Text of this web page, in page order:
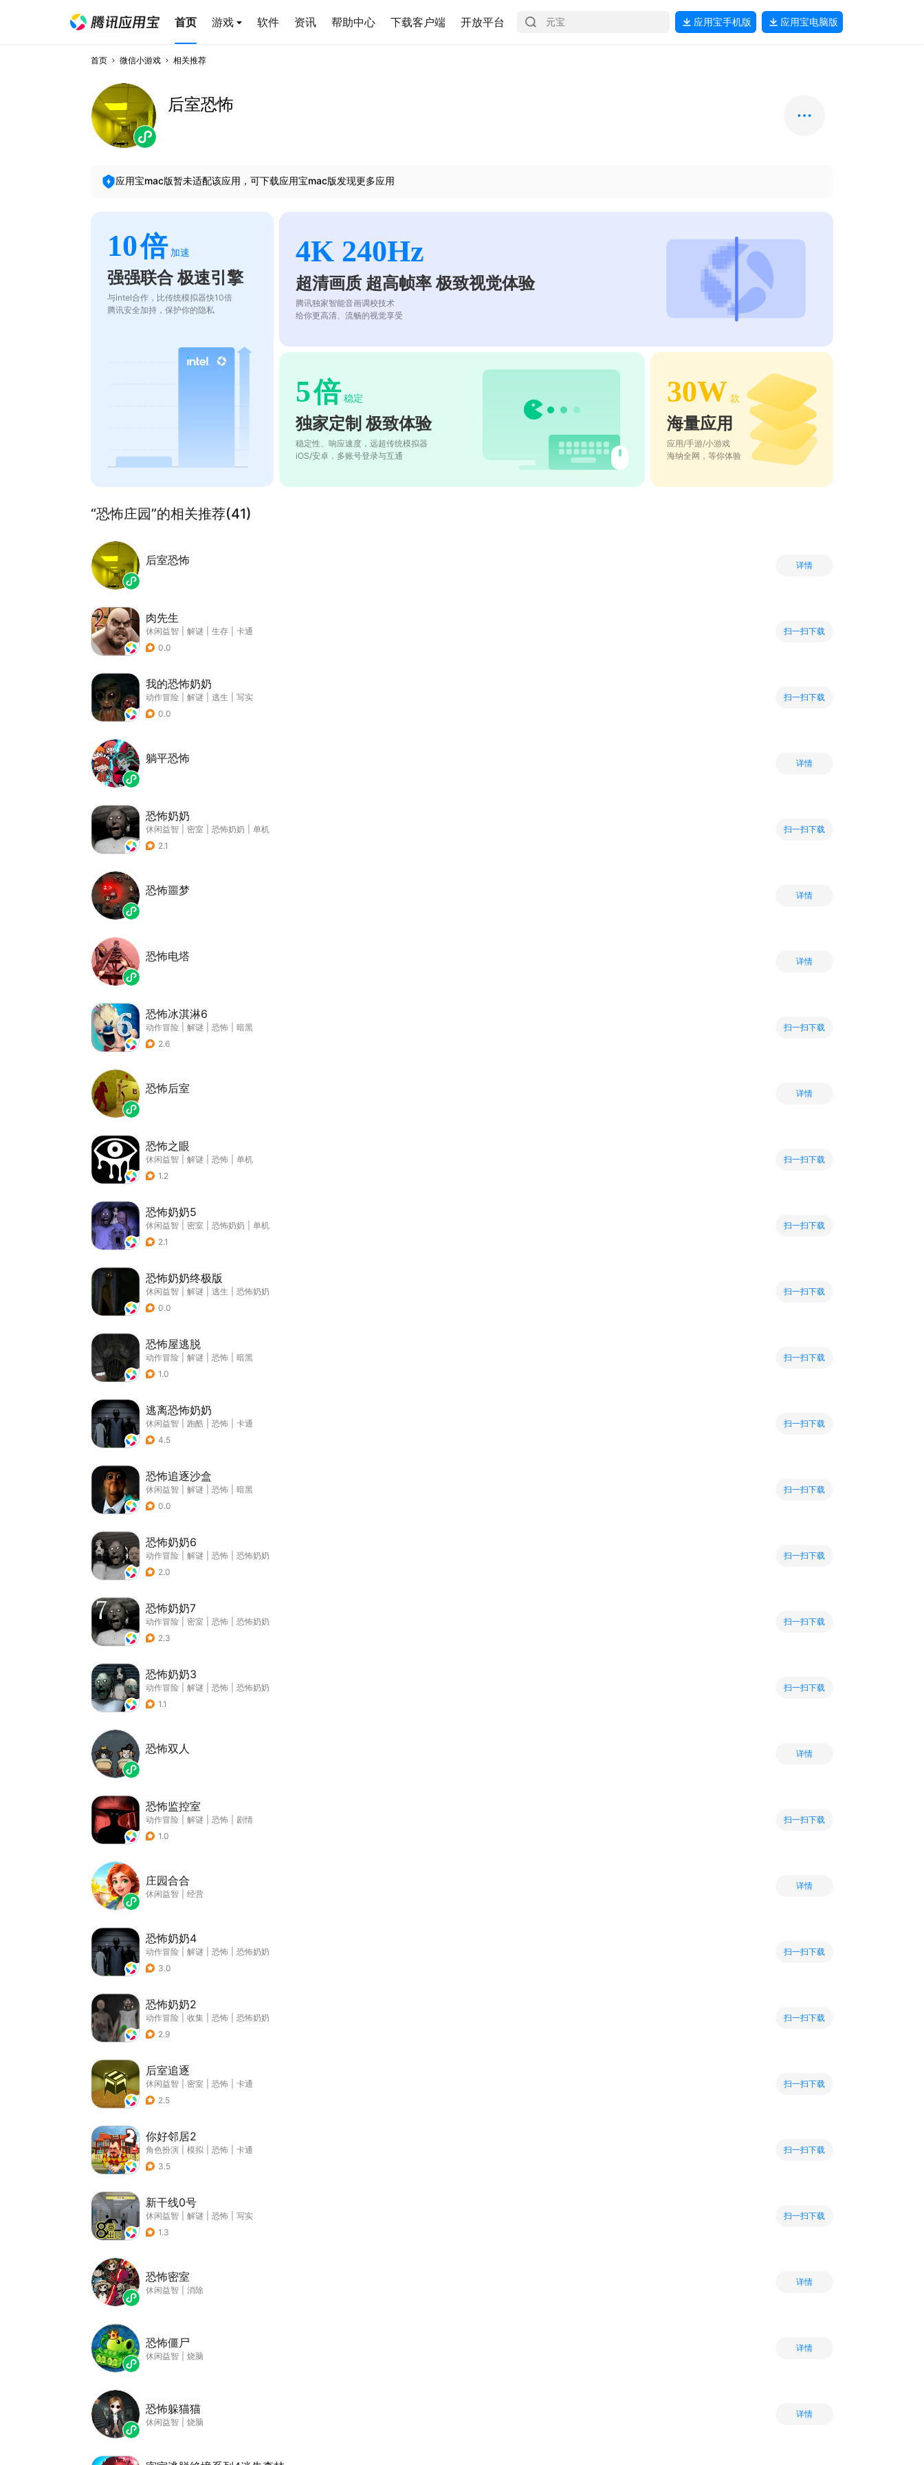
首页 游戏 软件 资讯 帮助中心 下载客户端 开放平台 应用宝手机版 应用宝电脑版
首页 微信小游戏 相关推荐
后室恐怖
应用宝mac版暂未适配该应用，可下载应用宝mac版发现更多应用
10倍 加速
强强联合 极速引擎
与intel合作，比传统模拟器快10倍
腾讯安全加持，保护你的隐私
4K 240Hz
超清画质 超高帧率 极致视觉体验
腾讯独家智能音画调校技术
给你更高清、流畅的视觉享受
5倍 稳定
独家定制 极致体验
稳定性、响应速度，远超传统模拟器
iOS/安卓，多账号登录与互通
30W 款
海量应用
应用/手游/小游戏
海纳全网，等你体验
“恐怖庄园”的相关推荐(41)
后室恐怖 详情
肉先生
休闲益智 解谜 生存
卡通
0.0
扫一扫下载
我的恐怖奶奶
动作冒险 解谜 逃生
写实
0.0
扫一扫下载
躺平恐怖 详情
恐怖奶奶
休闲益智 密室 恐怖奶奶
单机
2.1
扫一扫下载
恐怖噩梦 详情
恐怖电塔 详情
恐怖冰淇淋6
动作冒险 解谜 恐怖
暗黑
2.6
扫一扫下载
恐怖后室 详情
恐怖之眼
休闲益智 解谜 恐怖
单机
1.2
扫一扫下载
恐怖奶奶5
休闲益智 密室 恐怖奶奶
单机
2.1
扫一扫下载
恐怖奶奶终极版
休闲益智 解谜 逃生
恐怖奶奶
0.0
扫一扫下载
恐怖屋逃脱
动作冒险 解谜 恐怖
暗黑
1.0
扫一扫下载
逃离恐怖奶奶
休闲益智 跑酷 恐怖
卡通
4.5
扫一扫下载
恐怖追逐沙盒
休闲益智 解谜 恐怖
暗黑
0.0
扫一扫下载
恐怖奶奶6
动作冒险 解谜 恐怖
恐怖奶奶
2.0
扫一扫下载
恐怖奶奶7
动作冒险 密室 恐怖
恐怖奶奶
2.3
扫一扫下载
恐怖奶奶3
动作冒险 解谜 恐怖
恐怖奶奶
1.1
扫一扫下载
恐怖双人 详情
恐怖监控室
动作冒险 解谜 恐怖
剧情
1.0
扫一扫下载
庄园合合
休闲益智 经营
详情
恐怖奶奶4
动作冒险 解谜 恐怖
恐怖奶奶
3.0
扫一扫下载
恐怖奶奶2
动作冒险 收集 恐怖
恐怖奶奶
2.9
扫一扫下载
后室追逐
休闲益智 密室 恐怖
卡通
2.5
扫一扫下载
你好邻居2
角色扮演 模拟 恐怖
卡通
3.5
扫一扫下载
新干线0号
休闲益智 解谜 恐怖
写实
1.3
扫一扫下载
恐怖密室
休闲益智 消除
详情
恐怖僵尸
休闲益智 烧脑
详情
恐怖躲猫猫
休闲益智 烧脑
详情